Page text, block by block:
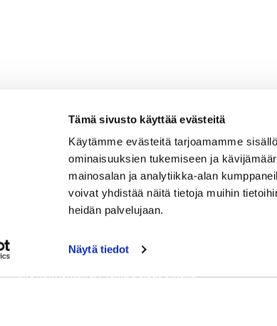
Tämä sivusto käyttää evästeitä
Käytämme evästeitä tarjoamamme
ominaisuuksien tukemiseen ja
mainosalan ja analytiikka-alan
voivat yhdistää näitä tietoja muihin
heidän palvelujaan.
Näytä tiedot
Golfiin, Suomen ystävällisimmälle ja